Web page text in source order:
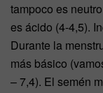
tampoco es
es ácido (4-4,5).
Durante la
más básico
– 7,4). El semén